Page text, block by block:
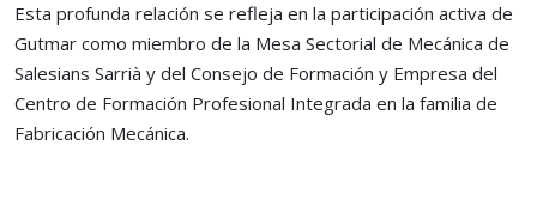
Esta profunda relación se refleja en la participación activa de
Gutmar como miembro de la Mesa Sectorial de Mecánica de
Salesians Sarrià y del Consejo de Formación y Empresa del
Centro de Formación Profesional Integrada en la familia de
Fabricación Mecánica.